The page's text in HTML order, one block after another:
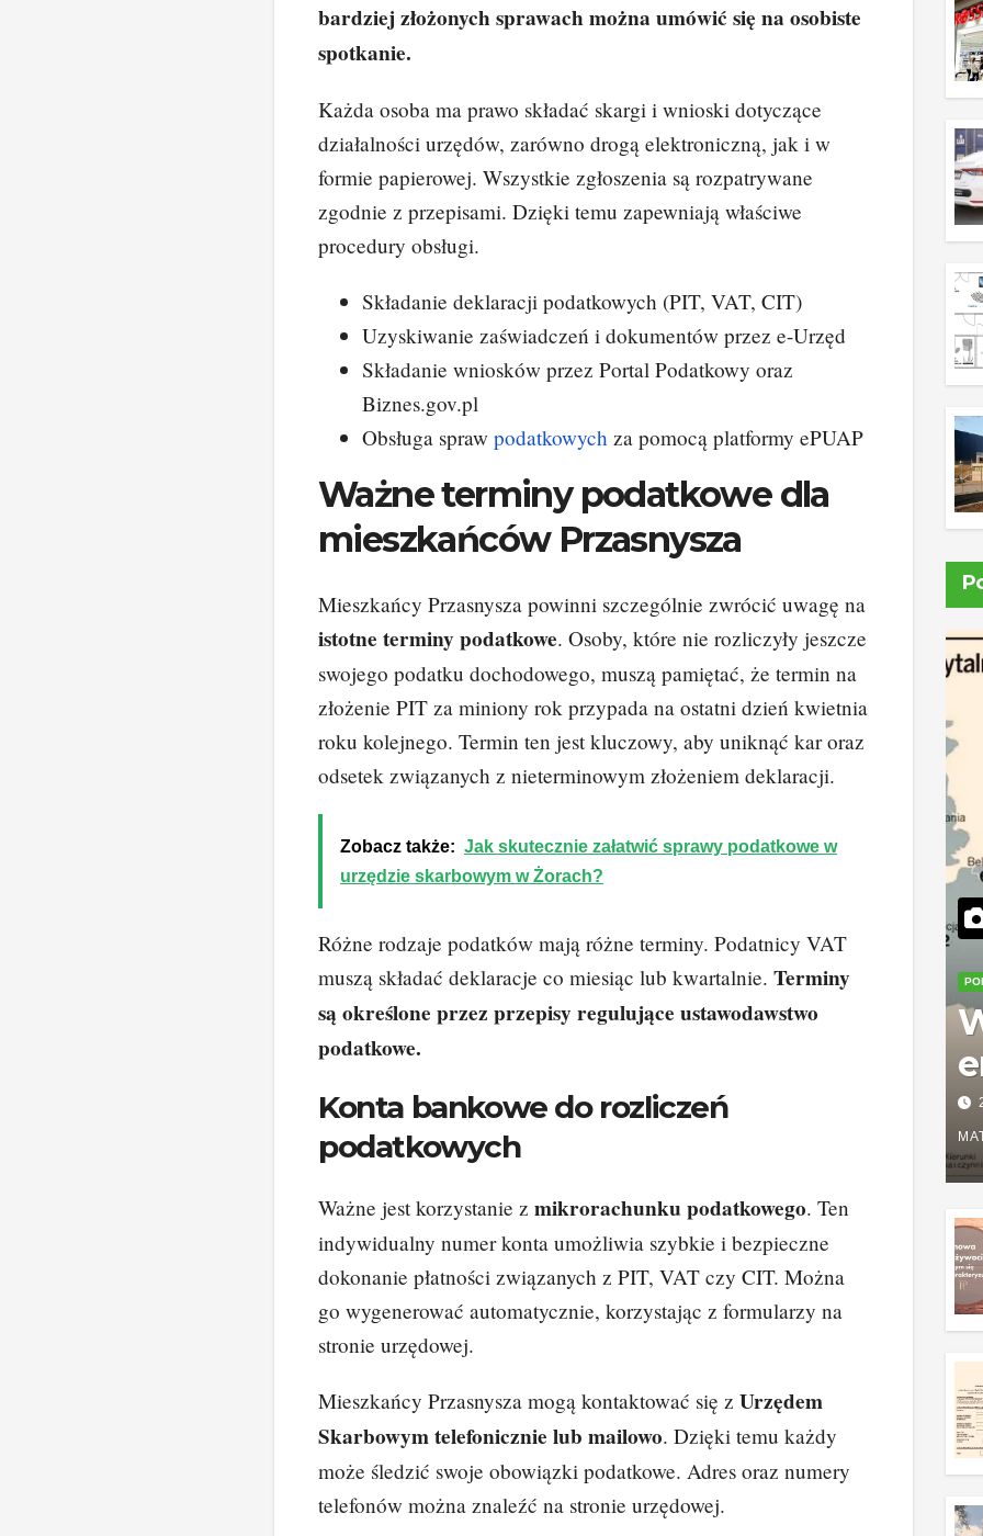
bardziej złożonych sprawach można umówić się na osobiste
spotkanie.
Każda osoba ma prawo składać skargi i wnioski dotyczące
działalności urzędów, zarówno drogą elektroniczną, jak i w
formie papierowej. Wszystkie zgłoszenia są rozpatrywane
zgodnie z przepisami. Dzięki temu zapewniają właściwe
procedury obsługi.
Składanie deklaracji podatkowych (PIT, VAT, CIT)
Uzyskiwanie zaświadczeń i dokumentów przez e-Urzęd
Składanie wniosków przez Portal Podatkowy oraz
Biznes.gov.pl
Obsługa spraw podatkowych za pomocą platformy ePUAP
Ważne terminy podatkowe dla
mieszkańców Przasnysza
Mieszkańcy Przasnysza powinni szczególnie zwrócić uwagę na
istotne terminy podatkowe. Osoby, które nie rozliczyły jeszcze
swojego podatku dochodowego, muszą pamiętać, że termin na
złożenie PIT za miniony rok przypada na ostatni dzień kwietnia
roku kolejnego. Termin ten jest kluczowy, aby uniknąć kar oraz
odsetek związanych z nieterminowym złożeniem deklaracji.
Zobacz także: Jak skutecznie załatwić sprawy podatkowe w
urzędzie skarbowym w Żorach?
Różne rodzaje podatków mają różne terminy. Podatnicy VAT
muszą składać deklaracje co miesiąc lub kwartalnie. Terminy
są określone przez przepisy regulujące ustawodawstwo
podatkowe.
Konta bankowe do rozliczeń
podatkowych
Ważne jest korzystanie z mikrorachunku podatkowego. Ten
indywidualny numer konta umożliwia szybkie i bezpieczne
dokonanie płatności związanych z PIT, VAT czy CIT. Można
go wygenerować automatycznie, korzystając z formularzy na
stronie urzędowej.
Mieszkańcy Przasnysza mogą kontaktować się z Urzędem
Skarbowym telefonicznie lub mailowo. Dzięki temu każdy
może śledzić swoje obowiązki podatkowe. Adres oraz numery
telefonów można znaleźć na stronie urzędowej.